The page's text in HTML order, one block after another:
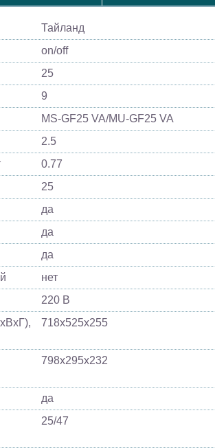
Тайланд
on/off
25
9
MS-GF25 VA/MU-GF25 VA
2.5
0.77
25
да
да
да
нет
220 В
718х525х255
798х295х232
да
25/47